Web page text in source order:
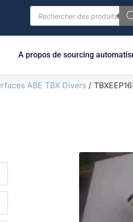
A propos de sourcing
ABE TBX Divers /